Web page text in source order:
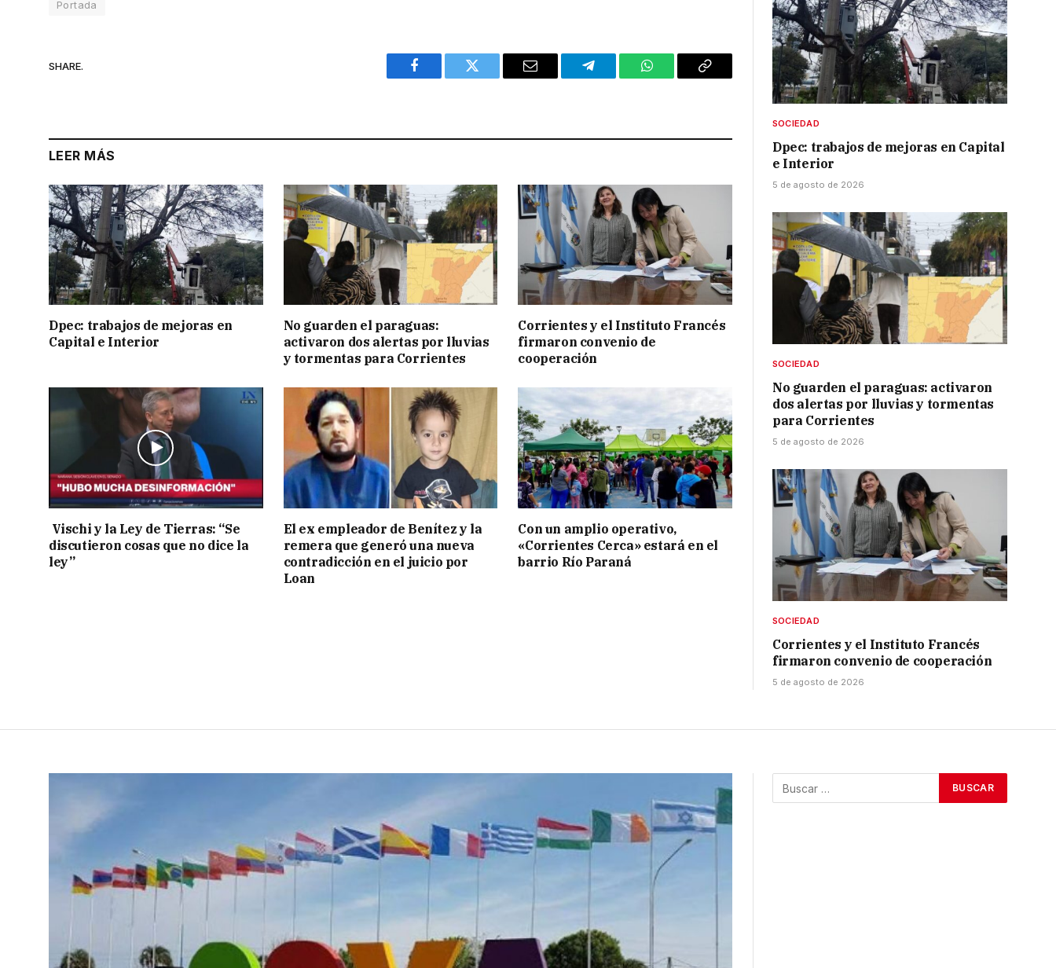
Portada
SHARE.
Facebook Twitter Email Telegram WhatsAppCopy
LEER MÁS
Dpec: trabajos de mejoras en
Capital e Interior
No guarden el paraguas:
activaron dos alertas por lluvias
y tormentas para Corrientes
Corrientes y el Instituto Francés
firmaron convenio de
cooperación
Vischi y la Ley de Tierras: “Se
discutieron cosas que no dice la
ley”
El ex empleador de Benítez y la
remera que generó una nueva
contradicción en el juicio por
Loan
Con un amplio operativo,
«Corrientes Cerca» estará en el
barrio Río Paraná
SOCIEDAD
Dpec: trabajos de mejoras en Capital
e Interior
5 de agosto de 2026
SOCIEDAD
No guarden el paraguas: activaron
dos alertas por lluvias y tormentas
para Corrientes
5 de agosto de 2026
SOCIEDAD
Corrientes y el Instituto Francés
firmaron convenio de cooperación
5 de agosto de 2026